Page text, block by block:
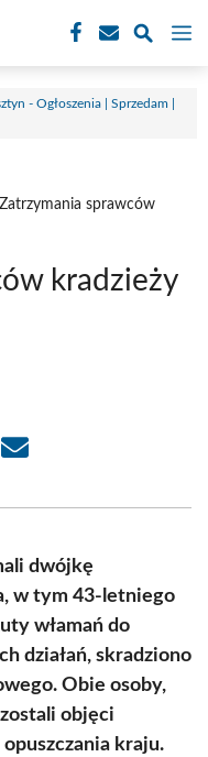
- Ogłoszenia | Sprzedam |
Zatrzymania sprawców
kradzieży
Share
dwójkę
w tym 43-letniego
włamań do
działań, skradziono
Obie osoby,
objęci
kraju.